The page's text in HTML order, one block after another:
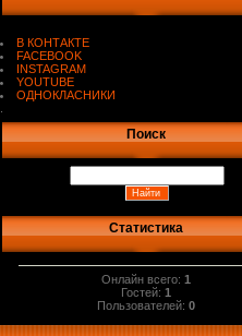
В КОНТАКТЕ
FACEBOOK
INSTAGRAM
YOUTUBE
ОДНОКЛАСНИКИ
Поиск
Статистика
Онлайн всего:1
Гостей:1
Пользователей:0